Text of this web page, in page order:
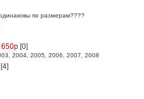
по размерам????
650р[0]
2004, 2005, 2006, 2007, 2008
4]